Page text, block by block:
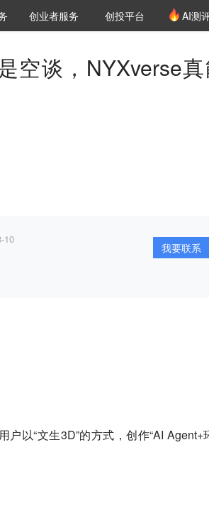
库
介
创投氪堂
创业者服务 创投平台 AI测
空谈，NYXverse
10
我要联系
以“文生3D”的方式，创作“AI Agent+